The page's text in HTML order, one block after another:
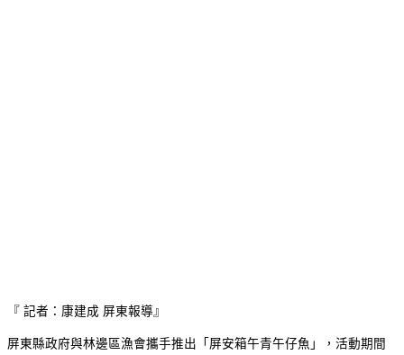
『 記者：康建成 屏東報導』
屏東縣政府與林邊區漁會攜手推出「屏安箱午青午仔魚」，活動期間